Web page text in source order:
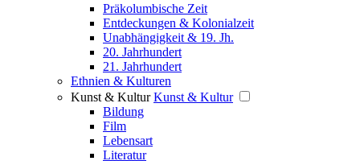
Präkolumbische Zeit
Entdeckungen & Kolonialzeit
Unabhängigkeit & 19. Jh.
20. Jahrhundert
21. Jahrhundert
Ethnien & Kulturen
Kunst & Kultur Kunst & Kultur
Bildung
Film
Lebensart
Literatur